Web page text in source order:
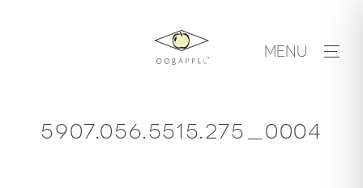
MENU
5907.056.5515.275_0004